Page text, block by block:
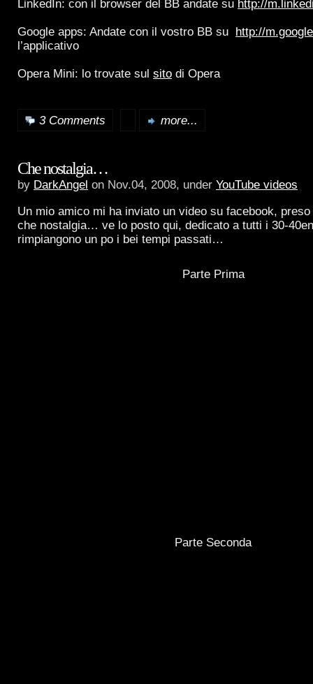
LinkedIn: con il browser del BB andate su http://
Google apps: Andate con il vostro BB su http://
l’applicativo
Opera Mini: lo trovate sul sito di Opera
3 Comments more...
Che nostalgia…
by DarkAngel on Nov.04, 2008, under YouTube videos
Un mio amico mi ha inviato un video su facebook,
che nostalgia… ve lo posto qui, dedicato a tutti i 30-
rimpiangono un po i bei tempi passati…
Parte Prima
Parte Seconda